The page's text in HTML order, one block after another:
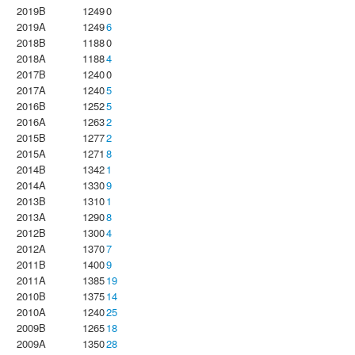
2019B
12490
2019A
12496
2018B
11880
2018A
11884
2017B
12400
2017A
12405
2016B
12525
2016A
12632
2015B
12772
2015A
1271 8
2014B
13421
2014A
13309
2013B
13101
2013A
12908
2012B
13004
2012A
13707
2011B
14009
2011A
138519
2010B
137514
2010A
124025
2009B
126518
2009A
135028